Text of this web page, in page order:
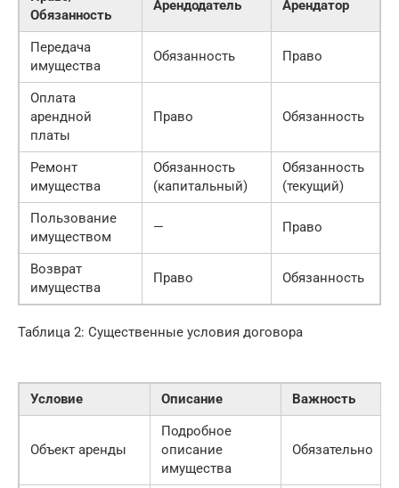
Обязанность
Арендодатель Арендатор
Передача
имущества
Обязанность Право
Оплата
арендной
платы
Право Обязанность
Ремонт
имущества
Обязанность
(капитальный)
Обязанность
(текущий)
Пользование
имуществом
— Право
Возврат
имущества
Право Обязанность
Таблица 2: Существенные условия договора
Условие Описание Важность
Объект аренды
Подробное
описание
имущества
Обязательно